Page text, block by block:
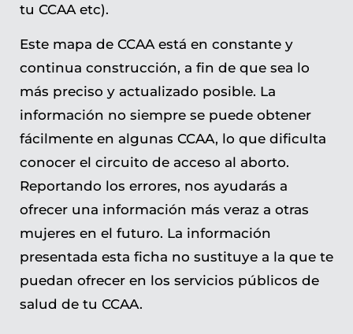
tu CCAA etc).
Este mapa de CCAA está en constante y
continua construcción, a fin de que sea lo
más preciso y actualizado posible. La
información no siempre se puede obtener
fácilmente en algunas CCAA, lo que dificulta
conocer el circuito de acceso al aborto.
Reportando los errores, nos ayudarás a
ofrecer una información más veraz a otras
mujeres en el futuro. La información
presentada esta ficha no sustituye a la que te
puedan ofrecer en los servicios públicos de
salud de tu CCAA.